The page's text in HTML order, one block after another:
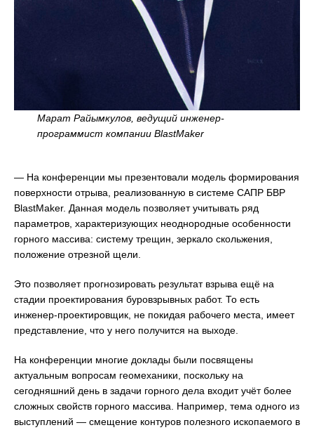
Марат Райымкулов, ведущий инженер-
программист компании BlastMaker
— На конференции мы презентовали модель формирования
поверхности отрыва, реализованную в системе САПР БВР
BlastMaker. Данная модель позволяет учитывать ряд
параметров, характеризующих неоднородные особенности
горного массива: систему трещин, зеркало скольжения,
положение отрезной щели.
Это позволяет прогнозировать результат взрыва ещё на
стадии проектирования буровзрывных работ. То есть
инженер-проектировщик, не покидая рабочего места, имеет
представление, что у него получится на выходе.
На конференции многие доклады были посвящены
актуальным вопросам геомеханики, поскольку на
сегодняшний день в задачи горного дела входит учёт более
сложных свойств горного массива. Например, тема одного из
выступлений — смещение контуров полезного ископаемого в